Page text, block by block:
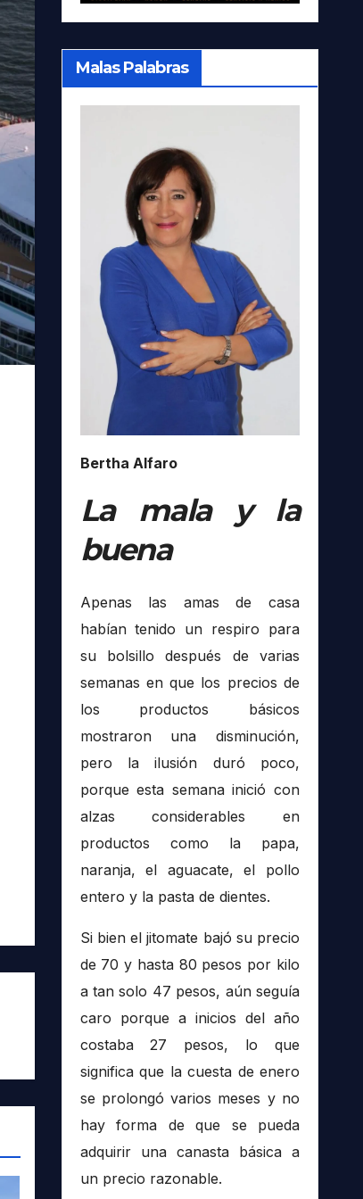
Malas Palabras
Bertha Alfaro
La mala y la
buena
Apenas las amas de casa
habían tenido un respiro para
su bolsillo después de varias
semanas en que los precios de
los productos básicos
mostraron una disminución,
pero la ilusión duró poco,
porque esta semana inició con
alzas considerables en
productos como la papa,
naranja, el aguacate, el pollo
entero y la pasta de dientes.
Si bien el jitomate bajó su precio
de 70 y hasta 80 pesos por kilo
a tan solo 47 pesos, aún seguía
caro porque a inicios del año
costaba 27 pesos, lo que
significa que la cuesta de enero
se prolongó varios meses y no
hay forma de que se pueda
adquirir una canasta básica a
un precio razonable.